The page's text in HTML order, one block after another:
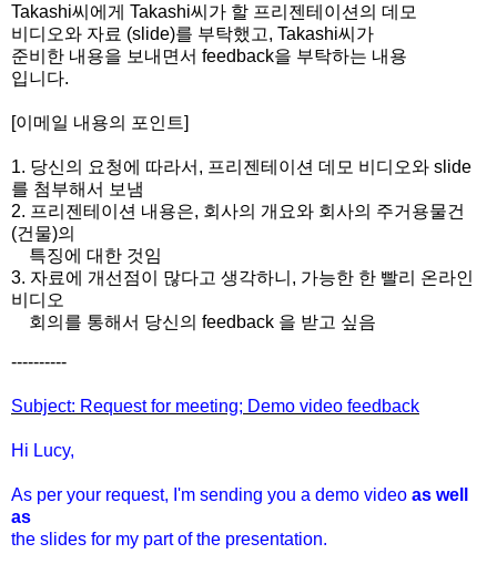
Takashi씨에게 Takashi씨가 할 프리젠테이션의 데모
비디오와 자료 (slide)를 부탁했고, Takashi씨가
준비한 내용을 보내면서 feedback을 부탁하는 내용
입니다.
[이메일 내용의 포인트]
1. 당신의 요청에 따라서, 프리젠테이션 데모 비디오와 slide
를 첨부해서 보냄
2. 프리젠테이션 내용은, 회사의 개요와 회사의 주거용물건
(건물)의
특징에 대한 것임
3. 자료에 개선점이 많다고 생각하니, 가능한 한 빨리 온라인
비디오
회의를 통해서 당신의 feedback 을 받고 싶음
----------
Subject: Request for meeting; Demo video feedback
Hi Lucy,
As per your request, I'm sending you a demo video as well
as
the slides for my part of the presentation.